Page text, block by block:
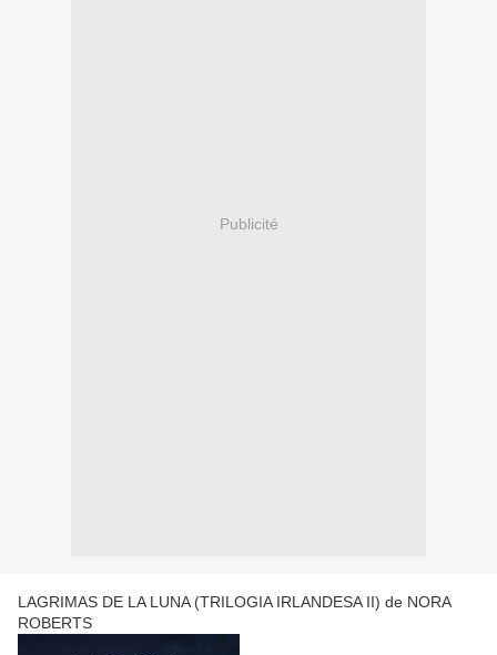
Publicité
LAGRIMAS DE LA LUNA (TRILOGIA IRLANDESA II) de NORA
ROBERTS